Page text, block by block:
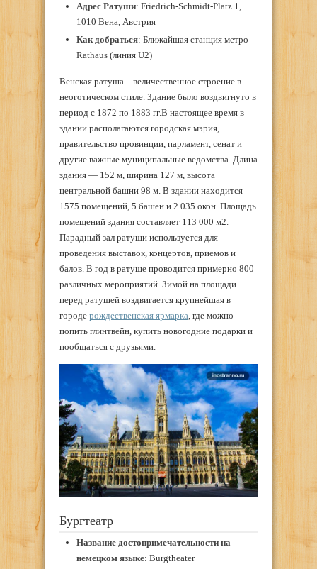
Адрес Ратуши: Friedrich-Schmidt-Platz 1,
1010 Вена, Австрия
Как добраться: Ближайшая станция метро
Rathaus (линия U2)
Венская ратуша – величественное строение в
неоготическом стиле. Здание было воздвигнуто в
период с 1872 по 1883 гг.В настоящее время в
здании располагаются городская мэрия,
правительство провинции, парламент, сенат и
другие важные муниципальные ведомства. Длина
здания — 152 м, ширина 127 м, высота
центральной башни 98 м. В здании находится
1575 помещений, 5 башен и 2 035 окон. Площадь
помещений здания составляет 113 000 м2.
Парадный зал ратуши используется для
проведения выставок, концертов, приемов и
балов. В год в ратуше проводится примерно 800
различных мероприятий. Зимой на площади
перед ратушей воздвигается крупнейшая в
городе рождественская ярмарка, где можно
попить глинтвейн, купить новогодние подарки и
пообщаться с друзьями.
Бургтеатр
Название достопримечательности на
немецком языке: Burgtheater